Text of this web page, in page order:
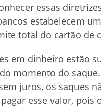
essas
estabelecem
total do cartão de
em dinheiro estão
momento do
juros, os saques
esse valor,